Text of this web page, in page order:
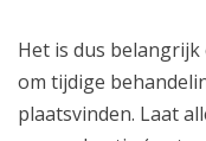
Het is dus
om tijdige
plaatsvinden. Laat